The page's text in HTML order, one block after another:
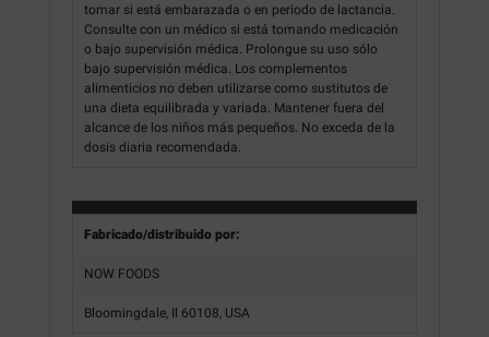
tomar si está embarazada o en periodo de lactancia.
Consulte con un médico si está tomando medicación
o bajo supervisión médica. Prolongue su uso sólo
bajo supervisión médica. Los complementos
alimenticios no deben utilizarse como sustitutos de
una dieta equilibrada y variada. Mantener fuera del
alcance de los niños más pequeños. No exceda de la
dosis diaria recomendada.
Fabricado/distribuido por:
NOW FOODS
Bloomingdale, Il 60108, USA